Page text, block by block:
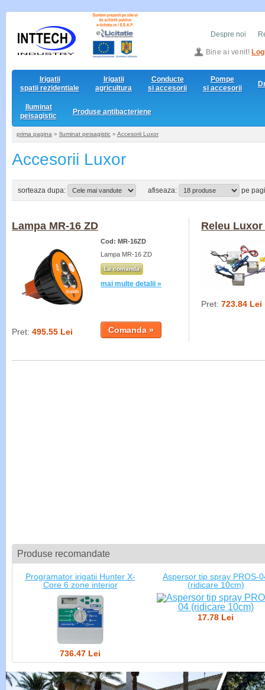
Despre noi
Bine ai venit!
Irigatii
spatii rezidentiale
Irigatii
agricultura
Conducte
si accesorii
Pompe
si accesorii
Iluminat
peisagistic
Produse antibacteriene
prima pagina » Iluminat peisagistic » Accesorii Luxor
Accesorii Luxor
sorteaza dupa: afiseaza: pe
Lampa MR-16 ZD
Cod: MR-16ZD
Lampa MR-16 ZD
La comanda
mai multe detalii »
Pret: 495.55 Lei
Releu Luxor
Pret: 723.84 Lei
Produse recomandate
Programator irigatii Hunter X-
Core 6 zone interior
736.47 Lei
Aspersor tip spray PROS-
(ridicare 10cm)
17.78 Lei